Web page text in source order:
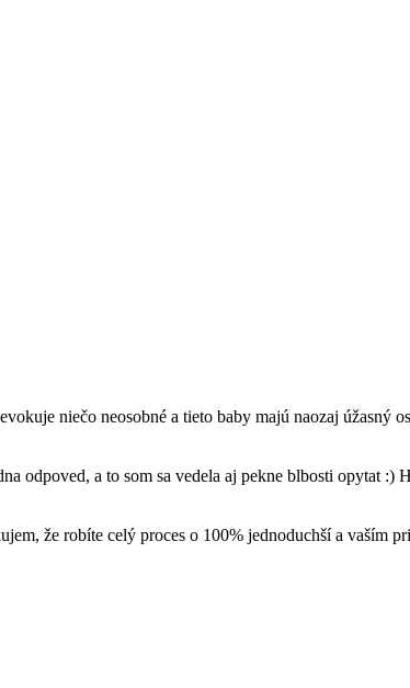
niečo neosobné a tieto baby majú naozaj úžasný
odpoved, a to som sa vedela aj pekne blbosti opytat
že robíte celý proces o 100% jednoduchší a vaším